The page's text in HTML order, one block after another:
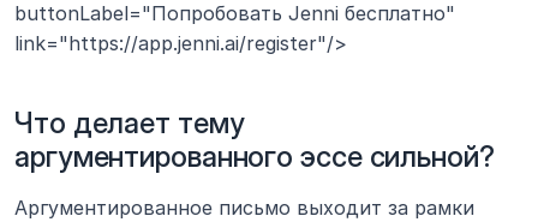
buttonLabel="Попробовать Jenni бесплатно"
link="https://app.jenni.ai/register"/>
Что делает тему
аргументированного эссе сильной?
Аргументированное письмо выходит за рамки